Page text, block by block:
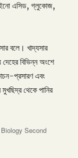
এসিড, গ্লুকোজ,
বলে। খাদ্যসার
বিভিন্ন অংশে
প্রসারণ এবং
থেকে পানির
Categories
Biology Second